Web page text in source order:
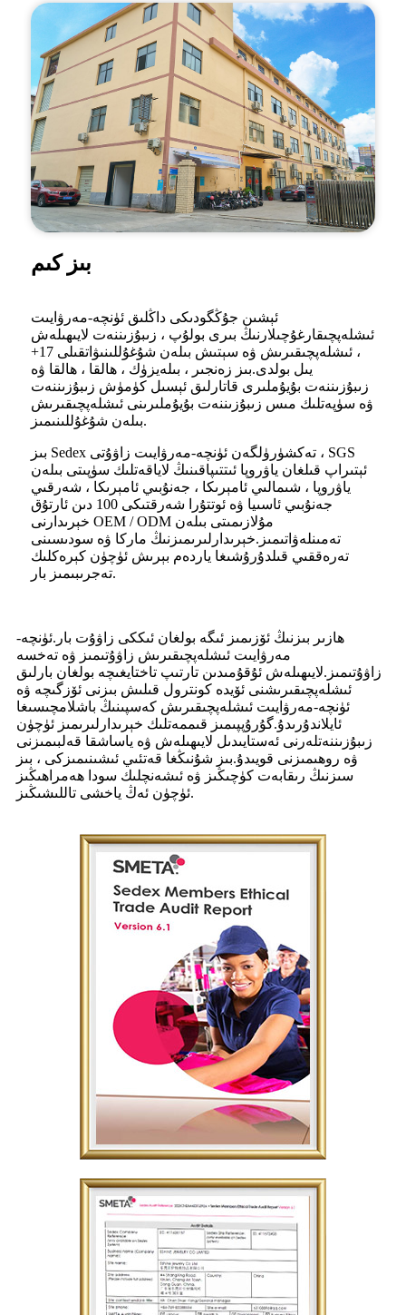
بىز كىم
ئېشىن جۇڭگودىكى داڭلىق ئۈنچە-مەرۋايىت
ئىشلەپچىقارغۇچىلارنىڭ بىرى بولۇپ ، زىبۇزىننەت لايىھىلەش
، ئىشلەپچىقىرىش ۋە سېتىش بىلەن شۇغۇللىنىۋاتقىلى 17+
يىل بولدى.بىز زەنجىر ، بىلەيزۈك ، ھالقا ، ھالقا ۋە
زىبۇزىننەت بۇيۇملىرى قاتارلىق ئېسىل كۈمۈش زىبۇزىننەت
ۋە سۈپەتلىك مىس زىبۇزىننەت بۇيۇملىرىنى ئىشلەپچىقىرىش
بىلەن شۇغۇللىنىمىز.
بىز Sedex تەكشۈرۈلگەن ئۈنچە-مەرۋايىت زاۋۇتى ، SGS
ئېتىراپ قىلغان ياۋروپا ئىتتىپاقىنىڭ لاياقەتلىك سۈپىتى بىلەن
ياۋروپا ، شىمالىي ئامېرىكا ، جەنۇبىي ئامېرىكا ، شەرقىي
جەنۇبىي ئاسىيا ۋە ئوتتۇرا شەرقتىكى 100 دىن ئارتۇق
خېرىدارنى OEM / ODM مۇلازىمىتى بىلەن
تەمىنلەۋاتىمىز.خېرىدارلىرىمىزنىڭ ماركا ۋە سودىسىنى
تەرەققىي قىلدۇرۇشىغا ياردەم بېرىش ئۈچۈن كېرەكلىك
تەجرىبىمىز بار.
ھازىر بىزنىڭ ئۆزىمىز ئىگە بولغان ئىككى زاۋۇت بار.ئۈنچە-
مەرۋايىت ئىشلەپچىقىرىش زاۋۇتىمىز ۋە تەخسە
زاۋۇتىمىز.لايىھىلەش ئۇقۇمىدىن تارتىپ تاختايغىچە بولغان بارلىق
ئىشلەپچىقىرىشنى ئۆيدە كونترول قىلىش بىزنى ئۆزگىچە ۋە
ئۈنچە-مەرۋايىت ئىشلەپچىقىرىش كەسپىنىڭ باشلامچىسىغا
ئايلاندۇرىدۇ.گۇرۇپپىمىز قىممەتلىك خېرىدارلىرىمىز ئۈچۈن
زىبۇزىننەتلەرنى ئەستايىدىل لايىھىلەش ۋە ياساشقا قەلبىمىزنى
ۋە روھىمىزنى قويىدۇ.بىز شۇنىڭغا قەتئىي ئىشىنىمىزكى ، بىز
سىزنىڭ رىقابەت كۈچىڭىز ۋە ئىشەنچلىك سودا ھەمراھىڭىز
ئۈچۈن ئەڭ ياخشى تاللىشىڭىز.